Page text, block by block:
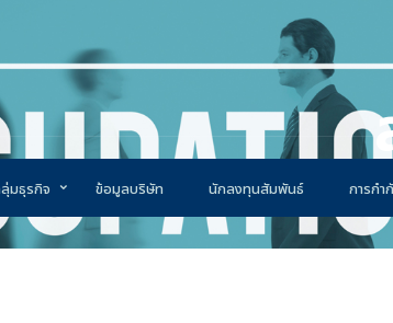
มธุรกิจ ข้อมูลบริษัท นักลงทุนสัมพันธ์ การกำ